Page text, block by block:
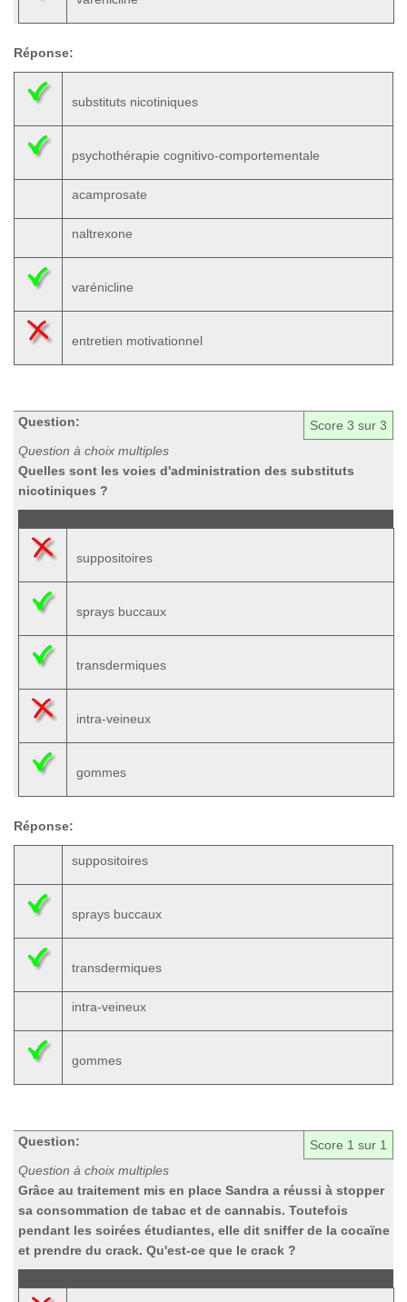
Réponse:
substituts nicotiniques
psychothérapie cognitivo-comportementale
acamprosate
naltrexone
varénicline
entretien motivationnel
Score 3 sur 3
Question:
Question à choix multiples
Quelles sont les voies d'administration des substituts
nicotiniques ?
suppositoires
sprays buccaux
transdermiques
intra-veineux
gommes
Réponse:
suppositoires
sprays buccaux
transdermiques
intra-veineux
gommes
Score 1 sur 1
Question:
Question à choix multiples
Grâce au traitement mis en place Sandra a réussi à stopper
sa consommation de tabac et de cannabis. Toutefois
pendant les soirées étudiantes, elle dit sniffer de la cocaïne
et prendre du crack. Qu'est-ce que le crack ?